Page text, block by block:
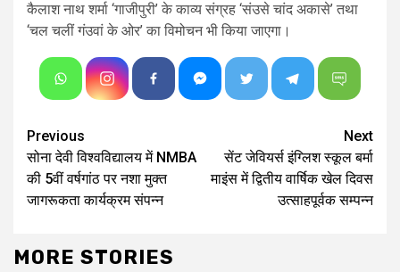
कैलाश नाथ शर्मा ‘गाजीपुरी’ के काव्य संग्रह ‘संउसे चांद अकासे’ तथा
‘चल चलीं गंउवां के ओर’ का विमोचन भी किया जाएगा।
Continue
Reading
Previous
सोना देवी विश्वविद्यालय में NMBA
की 5वीं वर्षगांठ पर नशा मुक्त
जागरूकता कार्यक्रम संपन्न
Next
सेंट जेवियर्स इंग्लिश स्कूल बर्मा
माइंस में द्वितीय वार्षिक खेल दिवस
उत्साहपूर्वक सम्पन्न
MORE STORIES